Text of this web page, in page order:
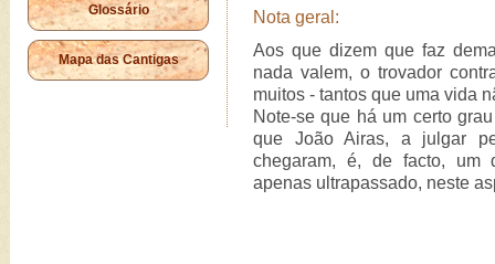
Glossário
Mapa das Cantigas
Nota geral:
Aos que dizem que faz
nada valem, o trovador
muitos - tantos que uma vida
Note-se que há um certo
que João Airas, a julgar
chegaram, é, de facto, um
apenas ultrapassado, neste